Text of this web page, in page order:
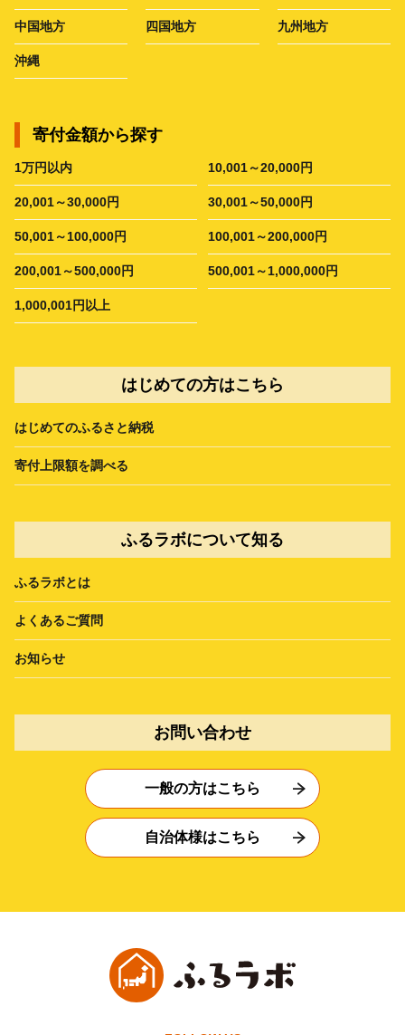
中国地方 四国地方 九州地方
沖縄
寄付金額から探す
1万円以内 10,001～20,000円
20,001～30,000円 30,001～50,000円
50,001～100,000円 100,001～200,000円
200,001～500,000円 500,001～1,000,000円
1,000,001円以上
はじめての方はこちら
はじめてのふるさと納税
寄付上限額を調べる
ふるラボについて知る
ふるラボとは
よくあるご質問
お知らせ
お問い合わせ
一般の方はこちら
自治体様はこちら